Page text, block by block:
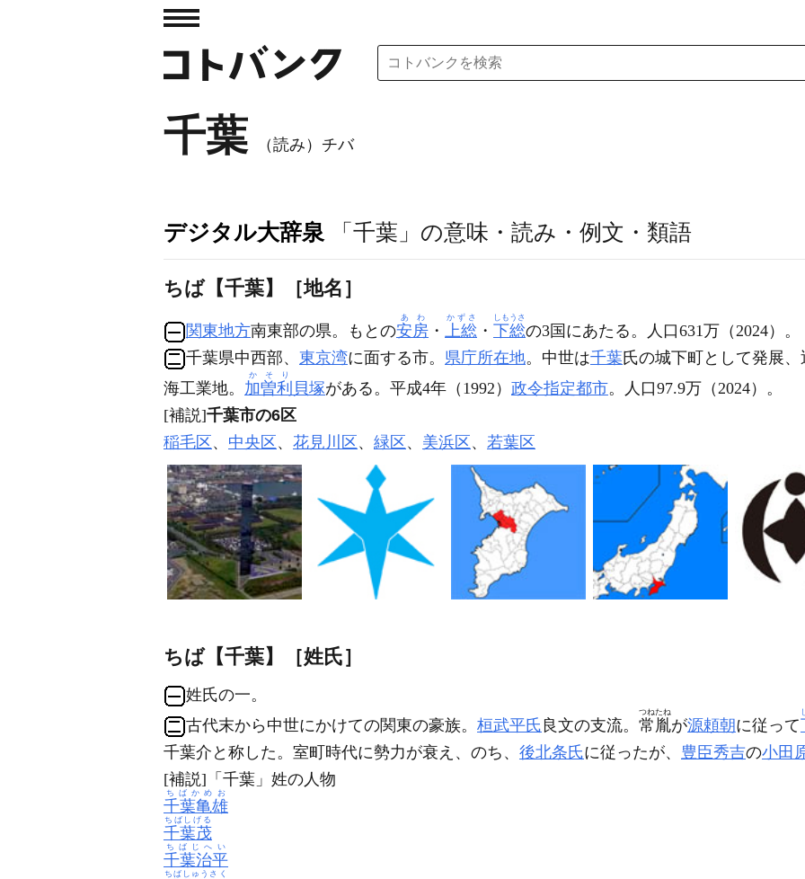
千葉 （読み）チバ
デジタル大辞泉 「千葉」の意味・読み・例文・類語
ちば【千葉】［地名］
関東地方南東部の県。もとの安房
あわ
・ 上総
かずさ
・ 下総
しもうさ
の3国にあたる。人口631万（2024）。
千葉県中西部、 東京湾に面する市。 県庁所在地。中世は千葉氏の城下町として発展
海工業地。 加曽利
かそり
貝塚がある。平成4年（1992） 政令指定都市。人口97.9万（2024）。
[補説]千葉市の6区
稲毛区、 中央区、 花見川区、 緑区、 美浜区、 若葉区
ちば【千葉】［姓氏］
姓氏の一。
古代末から中世にかけての関東の豪族。 桓武平氏 良文の支流。 常胤
つねたね
が源頼朝に従って
千葉介と称した。室町時代に勢力が衰え、のち、 後北条氏に従ったが、 豊臣秀吉の小田
[補説]「千葉」姓の人物
千葉亀雄
ちばかめお
千葉茂
ちばしげる
千葉治平
ちばじへい
ちばしゅうさく